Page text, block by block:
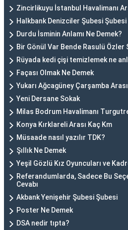
Zincirlikuyu İstanbul Havalimanı
Halkbank Denizciler Şubesi Şubesi
Durdu İsminin Anlamı Ne Demek?
Bir Gönül Var Bende Rasulü Özler
Rüyada kedi çişi temizlemek ne
Façası Olmak Ne Demek
Yukarı Ağcagüney Çarşamba
Yeni Dersane Sokak
Milas Bodrum Havalimanı
Konya Kırklareli Arası Kaç Km
Müsaade nasıl yazılır TDK?
Şıllık Ne Demek
Yeşil Gözlü Kız Oyuncuları ve
Referandumlarda, Sadece Bu
Cevabı
Akbank Yenişehir Şubesi Şubesi
Poster Ne Demek
DSA nedir tıpta?